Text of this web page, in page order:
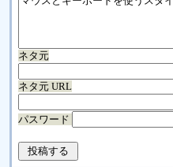
ネタ元
ネタ元 URL
パスワード